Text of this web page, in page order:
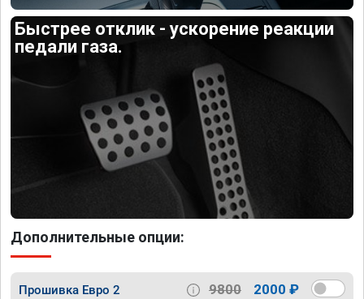
Быстрее отклик - ускорение реакции
педали газа.
Дополнительные опции:
Прошивка Евро 2 9800 2000 ₽